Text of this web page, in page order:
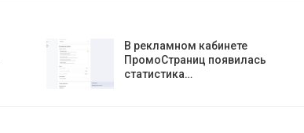
В рекламном кабинете
ПромоСтраниц появилась
статистика…